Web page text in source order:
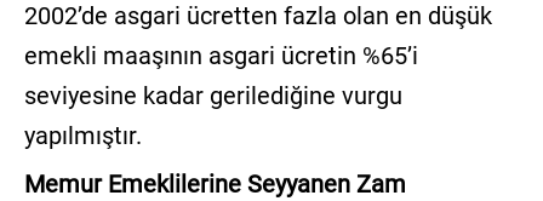
2002’de asgari ücretten fazla olan en düşük
emekli maaşının asgari ücretin %65’i
seviyesine kadar gerilediğine vurgu
yapılmıştır.
Memur Emeklilerine Seyyanen Zam